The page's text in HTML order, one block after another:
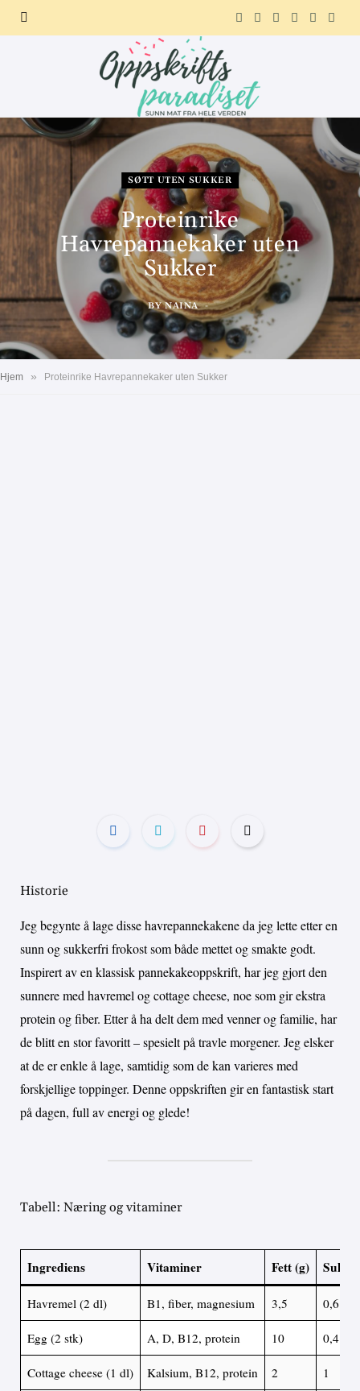
c
b
o
k
t
e
r
)
a
g
r
a
m
e
t
i
t
g
r
SØTT UTEN SUKKER
Proteinrike
Havrepannekaker uten
Sukker
BY NAINA
Hjem » Proteinrike Havrepannekaker uten Sukker
Historie
Jeg begynte å lage disse havrepannekakene da jeg lette etter en
sunn og sukkerfri frokost som både mettet og smakte godt.
Inspirert av en klassisk pannekakeoppskrift, har jeg gjort den
sunnere med havremel og cottage cheese, noe som gir ekstra
protein og fiber. Etter å ha delt dem med venner og familie, har
de blitt en stor favoritt – spesielt på travle morgener. Jeg elsker
at de er enkle å lage, samtidig som de kan varieres med
forskjellige toppinger. Denne oppskriften gir en fantastisk start
på dagen, full av energi og glede!
Tabell: Næring og vitaminer
Ingrediens Vitaminer Fett (g)
Havremel (2 dl) B1, fiber, magnesium 3,5 0,6
Egg (2 stk) A, D, B12, protein 10 0,4
Cottage cheese (1 dl) Kalsium, B12, protein 2 1